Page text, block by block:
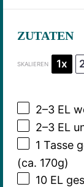
ZUTATEN
SKALIEREN 1x
2–3EL
2–3EL
1 Tasse
(ca. 170g)
10EL